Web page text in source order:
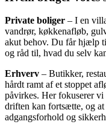
Private boliger – I en
vandrør, køkkenafløb,
akut behov. Du får hjælp
og råd til, hvad du selv
Erhverv – Butikker,
hårdt ramt af et stoppet
påvirkes. Her fokuserer vi
driften kan fortsætte, og
adgangsforhold og